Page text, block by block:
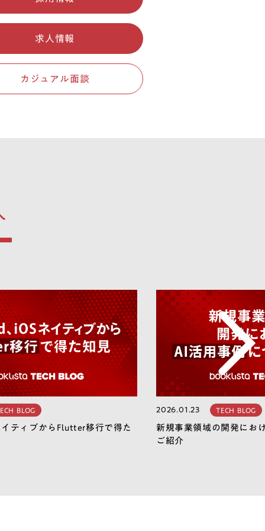
求人情報
カジュアル面談
BLOG
ティブからFlutter移行で得た
2026.01.23 TECH BLOG
新規事業領域の開発にお
ご紹介